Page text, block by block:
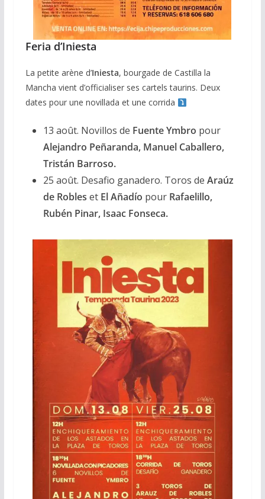
Feria d’Iniesta
La petite arène d’Iniesta, bourgade de Castilla la
Mancha vient d’officialiser ses cartels taurins. Deux
dates pour une novillada et une corrida
13 août. Novillos de Fuente Ymbro pour
Alejandro Peñaranda, Manuel Caballero,
Tristán Barroso.
25 août. Desafio ganadero. Toros de Araúz
de Robles etEl Añadío pour Rafaelillo,
Rubén Pinar, Isaac Fonseca.